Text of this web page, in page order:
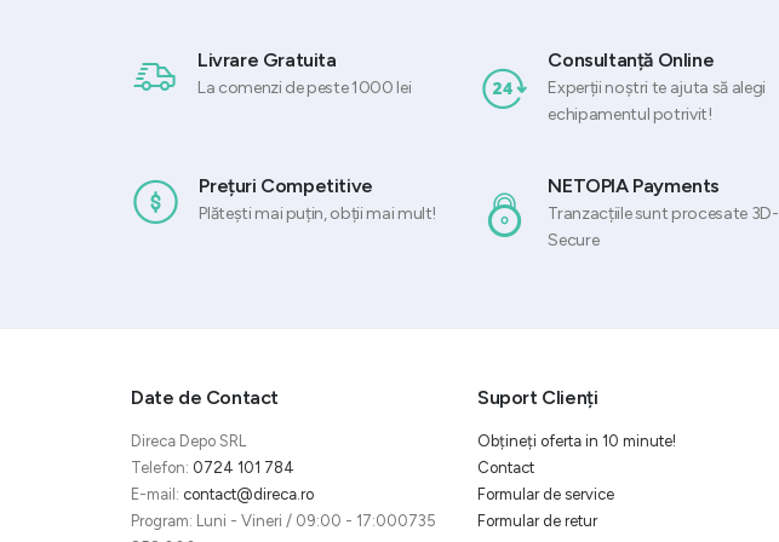
Livrare Gratuita
La comenzi de peste 1000 lei
Consultanță Online
Experții noștri te ajuta să alegi
echipamentul potrivit!
Prețuri Competitive
Plătești mai puțin, obții mai mult!
NETOPIA Payments
Tranzacțiile sunt procesate 3D-
Secure
Date de Contact
Direca Depo SRL
Telefon: 0724 101 784
E-mail: contact@direca.ro
Program: Luni - Vineri / 09:00 - 17:000735
Suport Clienți
Obțineți oferta in 10 minute!
Contact
Formular de service
Formular de retur